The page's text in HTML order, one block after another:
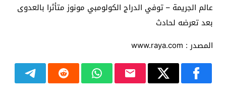
عالم الجريمة – توفي الدراج الكولومبي مونوز متأثرا بالعدوى
بعد تعرضه لحادث
المصدر : www.raya.com